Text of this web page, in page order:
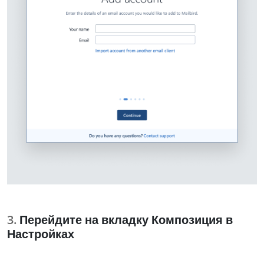
Перейдите на вкладку Композиция в
Настройках